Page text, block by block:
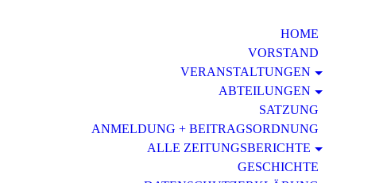
HOME
VORSTAND
VERAN­STALTUNGEN
ABTEILUNGEN
SATZUNG
ANMELDUNG + BEITRAGSORDNUNG
ALLE ZEITUNGSBERICHTE
GESCHICHTE